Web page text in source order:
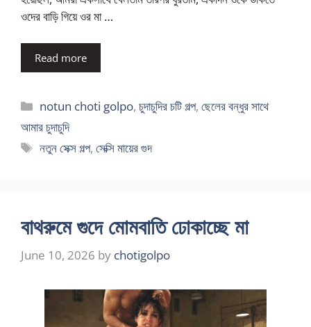
ওদের বাড়ি গিয়ে ওর মা …
Read more
Categories
notun choti golpo,চুদাচুদির চটি গল্প,ছেলের বন্ধুর সাথে
আমার চুদাচুদি
Tags
নতুন সেক্স গল্প,সেক্সি মায়ের গুদ
বাথরুমে গুদে মোমবাতি ঢোকাচ্ছে মা
June 10, 2026 by chotigolpo